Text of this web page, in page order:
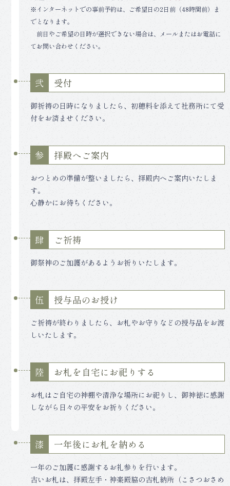
※インターネットでの事前予約は、ご希望日の2日前（48時間前）ま
でとなります。
前日やご希望の日時が選択できない場合は、メールまたはお電話に
てお問い合わせください。
弐 受付
御祈祷の日時になりましたら、初穂料を添えて社務所にて受
付をお済ませください。
参 拝殿へご案内
おつとめの準備が整いましたら、拝殿内へご案内いたしま
す。
心静かにお待ちください。
肆 ご祈祷
御祭神のご加護があるようお祈りいたします。
伍 授与品のお授け
ご祈祷が終わりましたら、お札やお守りなどの授与品をお渡
しいたします。
陸 お札を自宅にお祀りする
お札はご自宅の神棚や清浄な場所にお祀りし、御神徳に感謝
しながら日々の平安をお祈りください。
漆 一年後にお札を納める
一年のご加護に感謝するお礼参りを行います。
古いお札は、拝殿左手・神楽殿脇の古札納所（こさつおさめ